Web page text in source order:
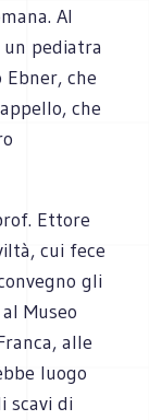
Al
pediatra
che
che
Ettore
cui fece
gli
Museo
alle
luogo
scavi di